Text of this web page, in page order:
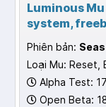
Luminous
system,
Phiên bản:
Loại Mu: Reset,
Alpha Test:
Open Beta: